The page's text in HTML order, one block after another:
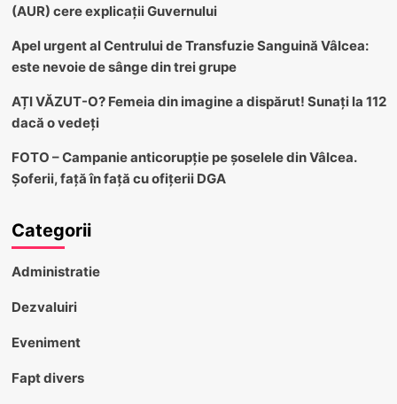
(AUR) cere explicații Guvernului
Apel urgent al Centrului de Transfuzie Sanguină Vâlcea:
este nevoie de sânge din trei grupe
AȚI VĂZUT-O? Femeia din imagine a dispărut! Sunați la 112
dacă o vedeți
FOTO – Campanie anticorupție pe șoselele din Vâlcea.
Șoferii, față în față cu ofițerii DGA
Categorii
Administratie
Dezvaluiri
Eveniment
Fapt divers